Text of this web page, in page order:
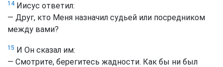
14Иисус ответил:
— Друг, кто Меня назначил судьей или посредником
между вами?
15 И Он сказал им:
— Смотрите, берегитесь жадности. Как бы ни был